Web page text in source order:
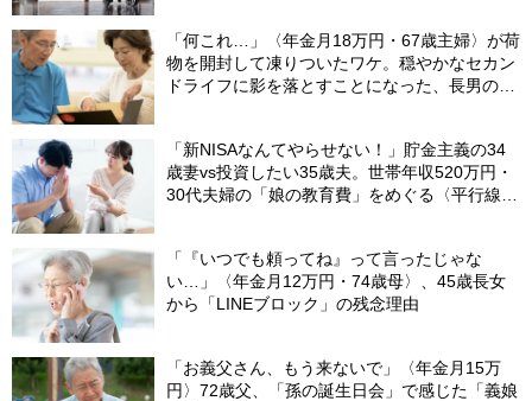
「何これ…」〈年金月18万円・67歳主婦〉が荷
物を開封して凍りついたワケ。穏やかなセカン
ドライフに影を落とすことになった、長男の嫁
「新NISAなんてやらせない！」貯金主義の34
歳妻vs投資したい35歳夫。世帯年収520万円・
30代夫婦の「娘の教育費」をめぐる〈平行線の
「『いつでも頼ってね』って言ったじゃな
い…」〈年金月12万円・74歳母〉、45歳長女
から「LINEブロック」の残念理由
「お義父さん、もう来ないで」〈年金月15万
円〉72歳父、「孫の誕生日会」で感じた「義娘